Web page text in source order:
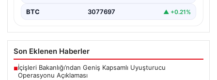
BTC 3077697 ▲ +0.21%
Son Eklenen Haberler
■İçişleri Bakanlığı’ndan Geniş Kapsamlı Uyuşturucu
Operasyonu Açıklaması